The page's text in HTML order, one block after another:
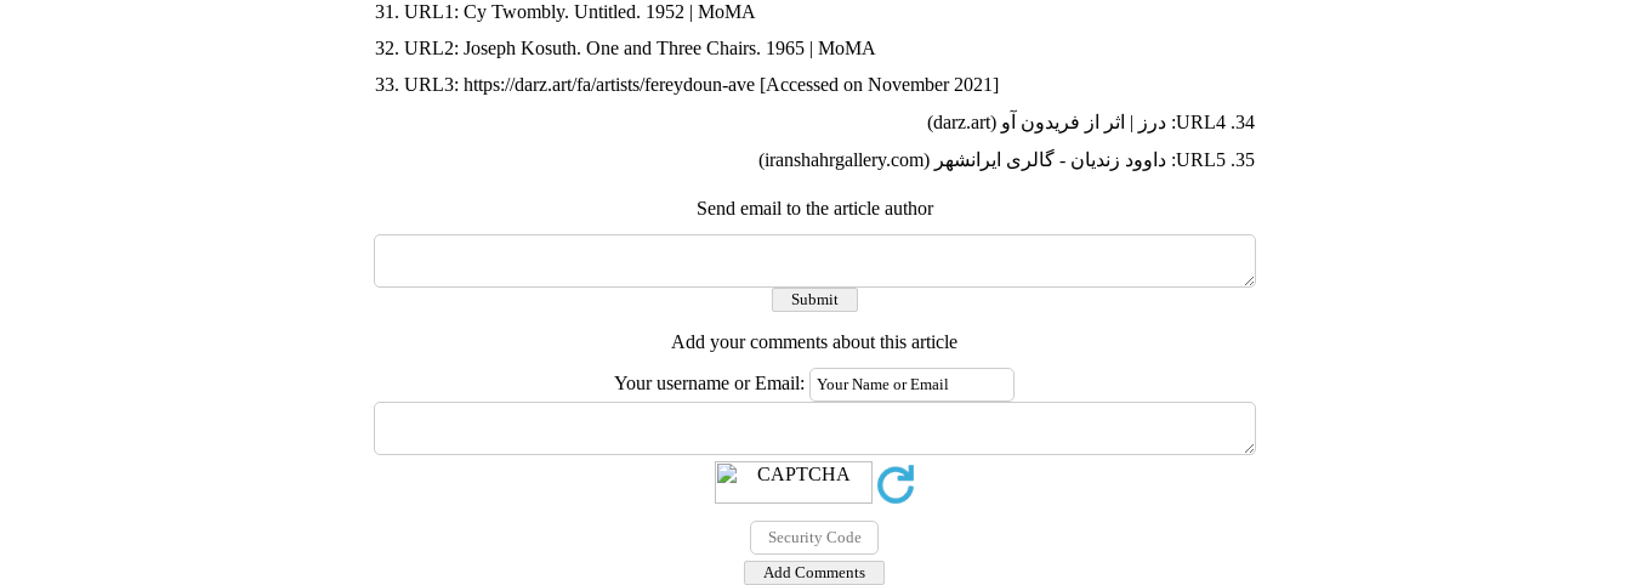
31. URL1: Cy Twombly. Untitled. 1952 | MoMA
32. URL2: Joseph Kosuth. One and Three Chairs. 1965 | MoMA
33. URL3: https://darz.art/fa/artists/fereydoun-ave [Accessed on November 2021]
34. URL4: درز | اثر از فریدون آو (darz.art)
35. URL5: داوود زندیان - گالری ایرانشهر (iranshahrgallery.com)
Send email to the article author
Add your comments about this article
Your username or Email: